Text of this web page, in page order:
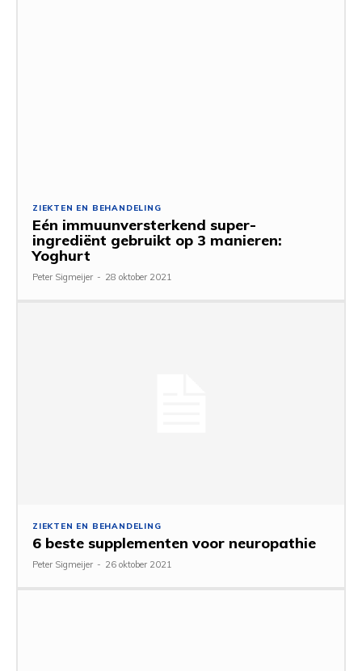
ZIEKTEN EN BEHANDELING
Eén immuunversterkend super-
ingrediënt gebruikt op 3 manieren:
Yoghurt
Peter Sigmeijer - 28 oktober 2021
ZIEKTEN EN BEHANDELING
6 beste supplementen voor neuropathie
Peter Sigmeijer - 26 oktober 2021